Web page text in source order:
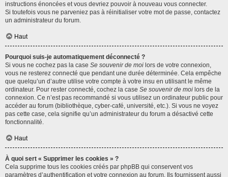
instructions énoncées et vous devriez pouvoir à nouveau vous connecter.
Si toutefois vous ne parveniez pas à réinitialiser votre mot de passe, contactez
un administrateur du forum.
Haut
Pourquoi suis-je automatiquement déconnecté ?
Si vous ne cochez pas la case Se souvenir de moi lors de votre connexion,
vous ne resterez connecté que pendant une durée déterminée. Cela empêche
que quelqu’un d’autre utilise votre compte à votre insu en utilisant le même
ordinateur. Pour rester connecté, cochez la case Se souvenir de moi lors de la
connexion. Ce n’est pas recommandé si vous utilisez un ordinateur public pour
accéder au forum (bibliothèque, cyber-café, université, etc.). Si vous ne voyez
pas cette case, cela signifie qu’un administrateur du forum a désactivé cette
fonctionnalité.
Haut
À quoi sert « Supprimer les cookies » ?
Cela supprime tous les cookies créés par phpBB qui conservent vos
paramètres d’authentification et votre connexion au forum. Ils fournissent aussi